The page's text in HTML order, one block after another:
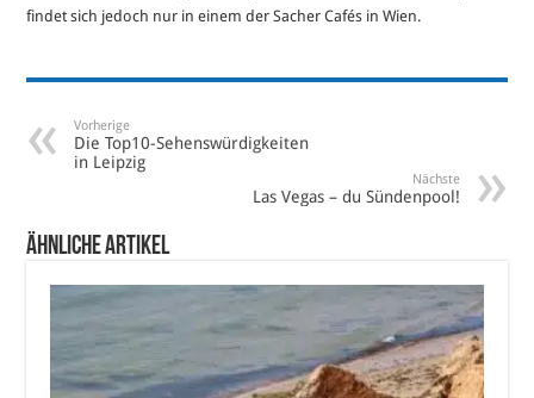
findet sich jedoch nur in einem der Sacher Cafés in Wien.
Vorherige
Die Top10-Sehenswürdigkeiten
in Leipzig
Nächste
Las Vegas – du Sündenpool!
Ähnliche Artikel